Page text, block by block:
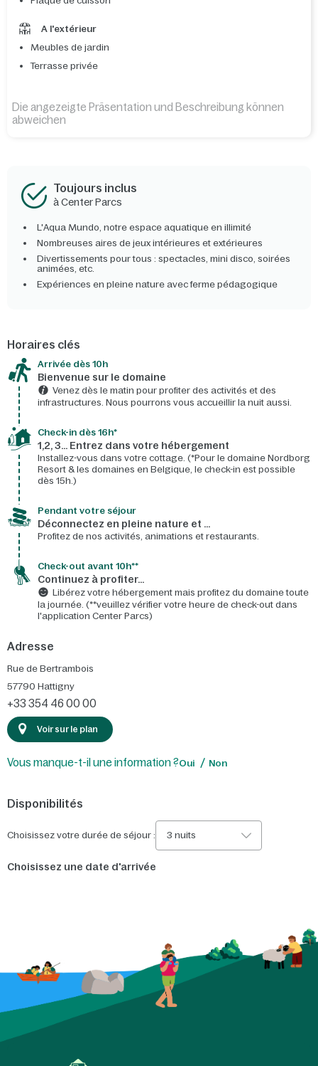
A l'extérieur
Meubles de jardin
Terrasse privée
Die angezeigte Präsentation und Beschreibung können
abweichen
Toujours inclus
à Center Parcs
L'Aqua Mundo, notre espace aquatique en illimité
Nombreuses aires de jeux intérieures et extérieures
Divertissements pour tous : spectacles, mini disco, soirées
animées, etc.
Expériences en pleine nature avec ferme pédagogique
Horaires clés
Arrivée dès 10h​
Bienvenue sur le domaine​
Venez dès le matin pour profiter des activités et des
infrastructures. Nous pourrons vous accueillir la nuit aussi.
Check-in dès 16h*​
1,2, 3… Entrez dans votre hébergement
Installez-vous dans votre cottage. (*Pour le domaine Nordborg
Resort & les domaines en Belgique, le check-in est possible
dès 15h.)
Pendant votre séjour
Déconnectez en pleine nature et …
Profitez de nos activités, animations et restaurants.
Check-out avant 10h**
Continuez à profiter…
Libérez votre hébergement mais profitez du domaine toute
la journée. (**veuillez vérifier votre heure de check-out dans
l'application Center Parcs)
Adresse
Rue de Bertrambois
57790 Hattigny
+33 354 46 00 00
Voir sur le plan
Vous manque-t-il une information ?Oui Non
Disponibilités
Choisissez votre durée de séjour : 3 nuits
Choisissez une date d'arrivée